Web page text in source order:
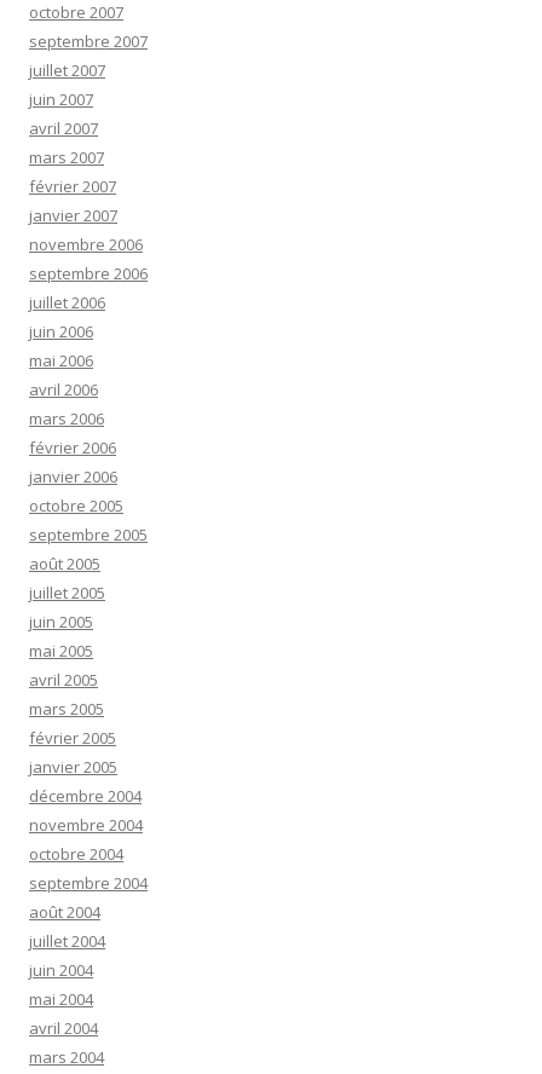
octobre 2007
septembre 2007
juillet 2007
juin 2007
avril 2007
mars 2007
février 2007
janvier 2007
novembre 2006
septembre 2006
juillet 2006
juin 2006
mai 2006
avril 2006
mars 2006
février 2006
janvier 2006
octobre 2005
septembre 2005
août 2005
juillet 2005
juin 2005
mai 2005
avril 2005
mars 2005
février 2005
janvier 2005
décembre 2004
novembre 2004
octobre 2004
septembre 2004
août 2004
juillet 2004
juin 2004
mai 2004
avril 2004
mars 2004